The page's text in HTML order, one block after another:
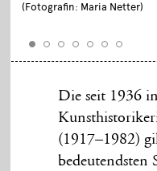
(Fotografin: Maria Netter)
Die seit 1936 in
(1917–1982)
bedeutendsten